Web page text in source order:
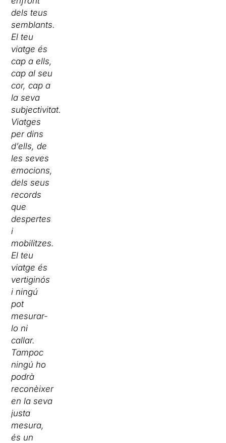
dels teus
semblants.
El teu
viatge és
cap a ells,
cap al seu
cor, cap a
la seva
subjectivitat.
Viatges
per dins
d’ells, de
les seves
emocions,
dels seus
records
que
despertes
i
mobilitzes.
El teu
viatge és
vertiginós
i ningú
pot
mesurar-
lo ni
callar.
Tampoc
ningú ho
podrà
reconèixer
en la seva
justa
mesura,
és un